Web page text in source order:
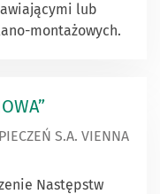
lub
montażowych.
S.A. VIENNA
Następstw